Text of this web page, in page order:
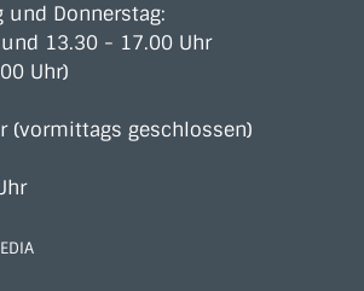
und Donnerstag:
13.30 - 17.00 Uhr
Uhr)
(vormittags geschlossen)